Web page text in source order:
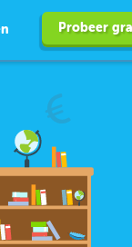
Probeer